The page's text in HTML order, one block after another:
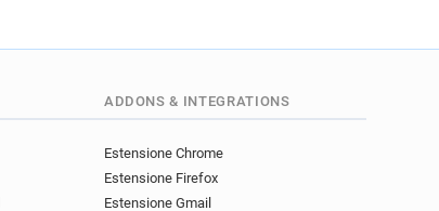
ADDONS & INTEGRATIONS
Estensione Chrome
Estensione Firefox
Estensione Gmail